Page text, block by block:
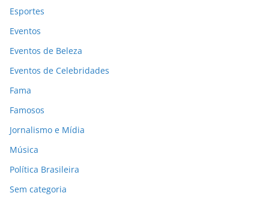
Esportes
Eventos
Eventos de Beleza
Eventos de Celebridades
Fama
Famosos
Jornalismo e Mídia
Música
Política Brasileira
Sem categoria